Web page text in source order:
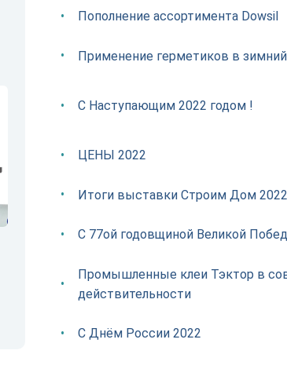
Пополнение ассортимента Dowsil
Применение герметиков в
С Наступающим 2022 годом !
ЦЕНЫ 2022
Итоги выставки Строим Дом 2022
С 77ой годовщиной Великой
Промышленные клеи Тэктор в
действительности
С Днём России 2022